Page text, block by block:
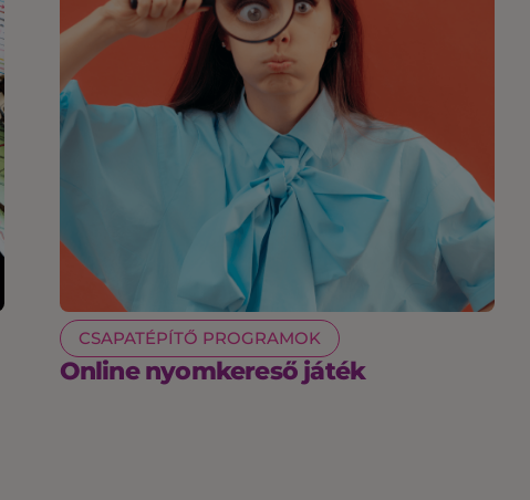
CSAPATÉPÍTŐ PROGRAMOK
Online nyomkereső játék